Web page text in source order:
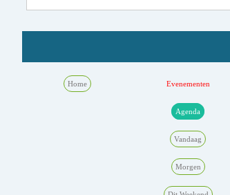
Home Evenementen
Agenda
Vandaag
Morgen